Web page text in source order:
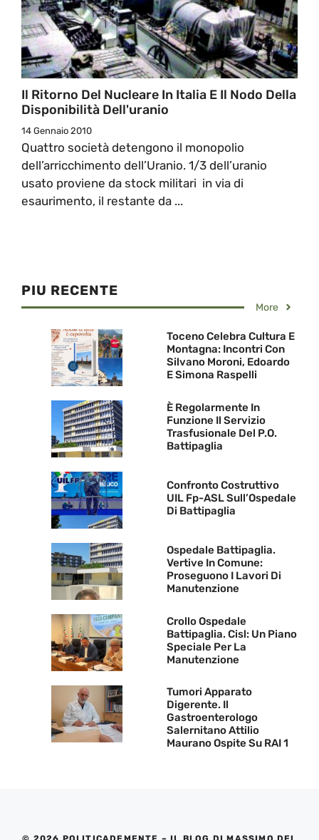
Il Ritorno Del Nucleare In Italia E Il Nodo Della
Disponibilità Dell'uranio
14 Gennaio 2010
Quattro società detengono il monopolio
dell’arricchimento dell’Uranio. 1/3 dell’uranio
usato proviene da stock militari in via di
esaurimento, il restante da ...
PIU RECENTE
More
Toceno Celebra Cultura E
Montagna: Incontri Con
Silvano Moroni, Edoardo
E Simona Raspelli
È Regolarmente In
Funzione Il Servizio
Trasfusionale Del P.O.
Battipaglia
Confronto Costruttivo
UIL Fp-ASL Sull’Ospedale
Di Battipaglia
Ospedale Battipaglia.
Vertive In Comune:
Proseguono I Lavori Di
Manutenzione
Crollo Ospedale
Battipaglia. Cisl: Un Piano
Speciale Per La
Manutenzione
Tumori Apparato
Digerente. Il
Gastroenterologo
Salernitano Attilio
Maurano Ospite Su RAI 1